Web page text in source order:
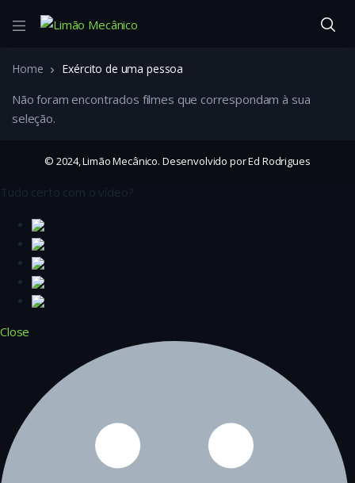
Home Exército de uma pessoa
Não foram encontrados filmes que correspondam à sua
seleção.
© 2024, Limão Mecânico. Desenvolvido por Ed Rodrigues
Tudo certo com o vídeo?
Close